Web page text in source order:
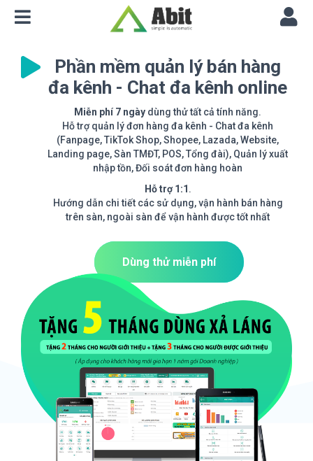
Phần mềm quản lý bán hàng
đa kênh - Chat đa kênh online
Miễn phí 7 ngày dùng thử tất cả tính năng.
Hỗ trợ quản lý đơn hàng đa kênh - Chat đa kênh
(Fanpage, TikTok Shop, Shopee, Lazada, Website,
Landing page, Sàn TMĐT, POS, Tổng đài), Quản lý xuất
nhập tồn, Đối soát đơn hàng hoàn
Hỗ trợ 1:1 .
Hướng dẫn chi tiết các sử dụng, vận hành bán hàng
trên sàn, ngoài sàn để vận hành được tốt nhất
Dùng thử miễn phí